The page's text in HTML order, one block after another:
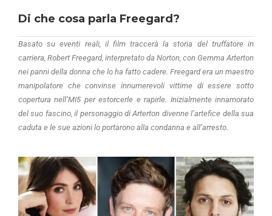
Di che cosa parla Freegard?
Basato su eventi reali, il film traccerà la storia del truffatore in
carriera, Robert Freegard, interpretato da Norton, con Gemma Arterton
nei panni della donna che lo ha fatto cadere. Freegard era un maestro
manipolatore che convinse innumerevoli vittime di essere sotto
copertura nell’MI5 per estorcerle e rapirle. Inizialmente innamorato
del suo fascino, il personaggio di Arterton divenne l’artefice della sua
caduta e le sue azioni lo portarono alla condanna e all’arresto.